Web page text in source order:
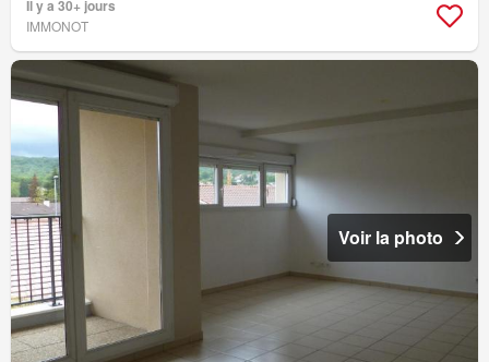
Il y a 30+ jours
IMMONOT
Voir la photo